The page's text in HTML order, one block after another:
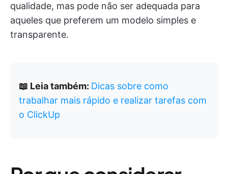
qualidade, mas pode não ser adequada para
aqueles que preferem um modelo simples e
transparente.
📖 Leia também: Dicas sobre como
trabalhar mais rápido e realizar tarefas com
o ClickUp